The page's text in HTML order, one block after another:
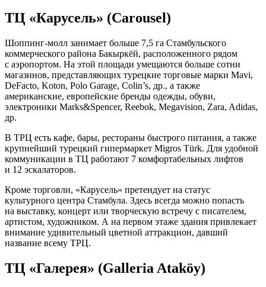
ТЦ «Карусель» (Carousel)
Шоппинг-молл занимает больше 7,5 га Стамбульского
коммерческого района Бакыркёй, расположенного рядом
с аэропортом. На этой площади умещаются больше сотни
магазинов, представляющих турецкие торговые марки Mavi,
DeFacto, Koton, Polo Garage, Colin’s, др., а также
американские, европейские бренды одежды, обуви,
электроники Marks&Spencer, Reebok, Megavision, Zara, Adidas,
др.
В ТРЦ есть кафе, бары, рестораны быстрого питания, а также
крупнейший турецкий гипермаркет Migros Türk. Для удобной
коммуникации в ТЦ работают 7 комфортабельных лифтов
и 12 эскалаторов.
Кроме торговли, «Карусель» претендует на статус
культурного центра Стамбула. Здесь всегда можно попасть
на выставку, концерт или творческую встречу с писателем,
артистом, художником. А на первом этаже здания привлекает
внимание удивительный цветной аттракцион, давший
название всему ТРЦ.
ТЦ «Галерея» (Galleria Ataköy)